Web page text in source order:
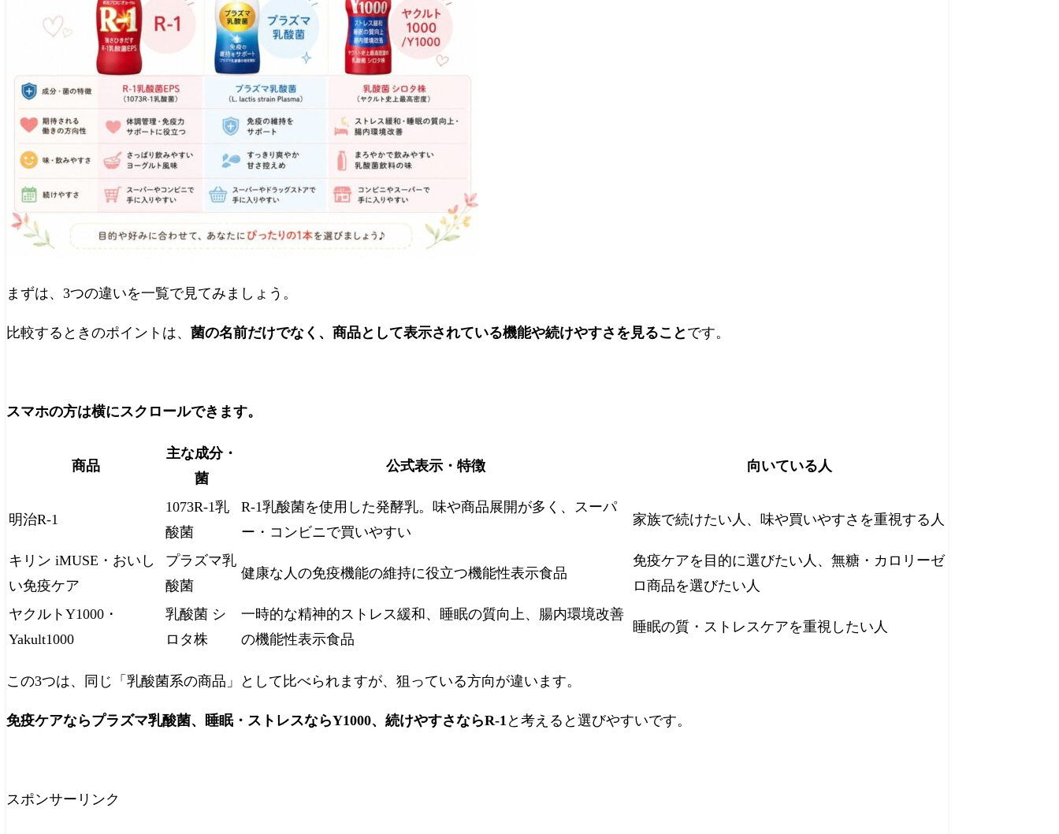
まずは、3つの違いを一覧で見てみましょう。
比較するときのポイントは、 菌の名前だけでなく、商品として表示されている機能や続けやすさを見ること です。
スマホの方は横にスクロールできます。
商品
主な成分・
菌
公式表示・特徴 向いている人
明治R-1
1073R-1乳
酸菌
R-1乳酸菌を使用した発酵乳。味や商品展開が多く、スーパ
ー・コンビニで買いやすい
家族で続けたい人、味や買いやすさを重視する人
キリン iMUSE・おいし
い免疫ケア
プラズマ乳
酸菌
健康な人の免疫機能の維持に役立つ機能性表示食品
免疫ケアを目的に選びたい人、無糖・カロリーゼ
ロ商品を選びたい人
ヤクルトY1000・
Yakult1000
乳酸菌 シ
ロタ株
一時的な精神的ストレス緩和、睡眠の質向上、腸内環境改善
の機能性表示食品
睡眠の質・ストレスケアを重視したい人
この3つは、同じ「乳酸菌系の商品」として比べられますが、狙っている方向が違います。
免疫ケアならプラズマ乳酸菌、睡眠・ストレスならY1000、続けやすさならR-1 と考えると選びやすいです。
スポンサーリンク